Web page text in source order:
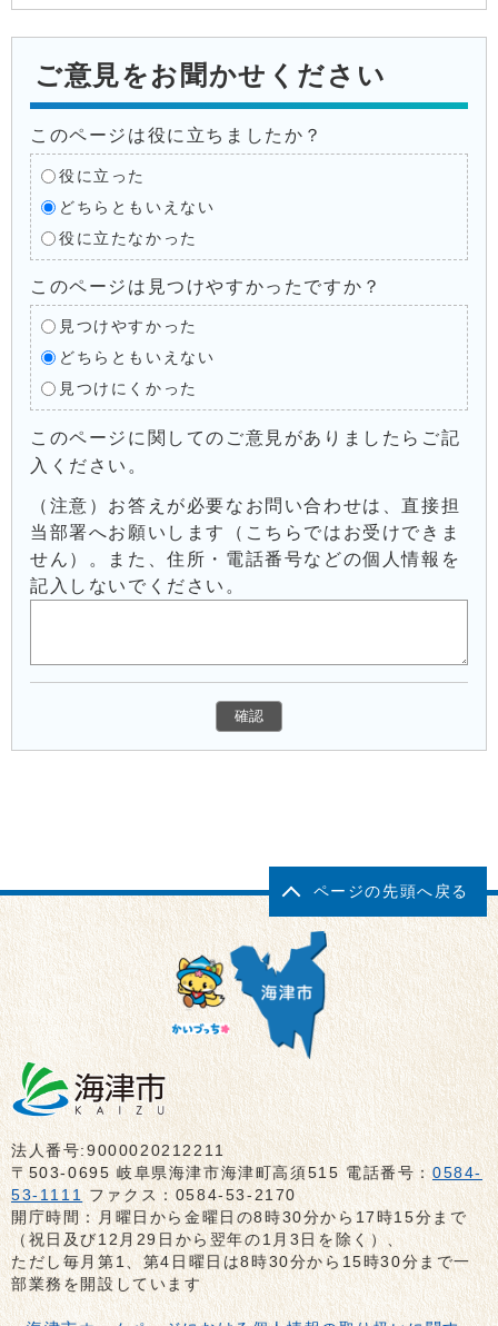
ご意見をお聞かせください
このページは役に立ちましたか？
役に立った
どちらともいえない
役に立たなかった
このページは見つけやすかったですか？
見つけやすかった
どちらともいえない
見つけにくかった
このページに関してのご意見がありましたらご記
入ください。
（注意）お答えが必要なお問い合わせは、直接担
当部署へお願いします（こちらではお受けできま
せん）。また、住所・電話番号などの個人情報を
記入しないでください。
ページの先頭へ戻る
法人番号:9000020212211
〒503-0695 岐阜県海津市海津町高須515 電話番号：0584-
53-1111 ファクス：0584-53-2170
開庁時間：月曜日から金曜日の8時30分から17時15分まで
（祝日及び12月29日から翌年の1月3日を除く）、
ただし毎月第1、第4日曜日は8時30分から15時30分まで一
部業務を開設しています